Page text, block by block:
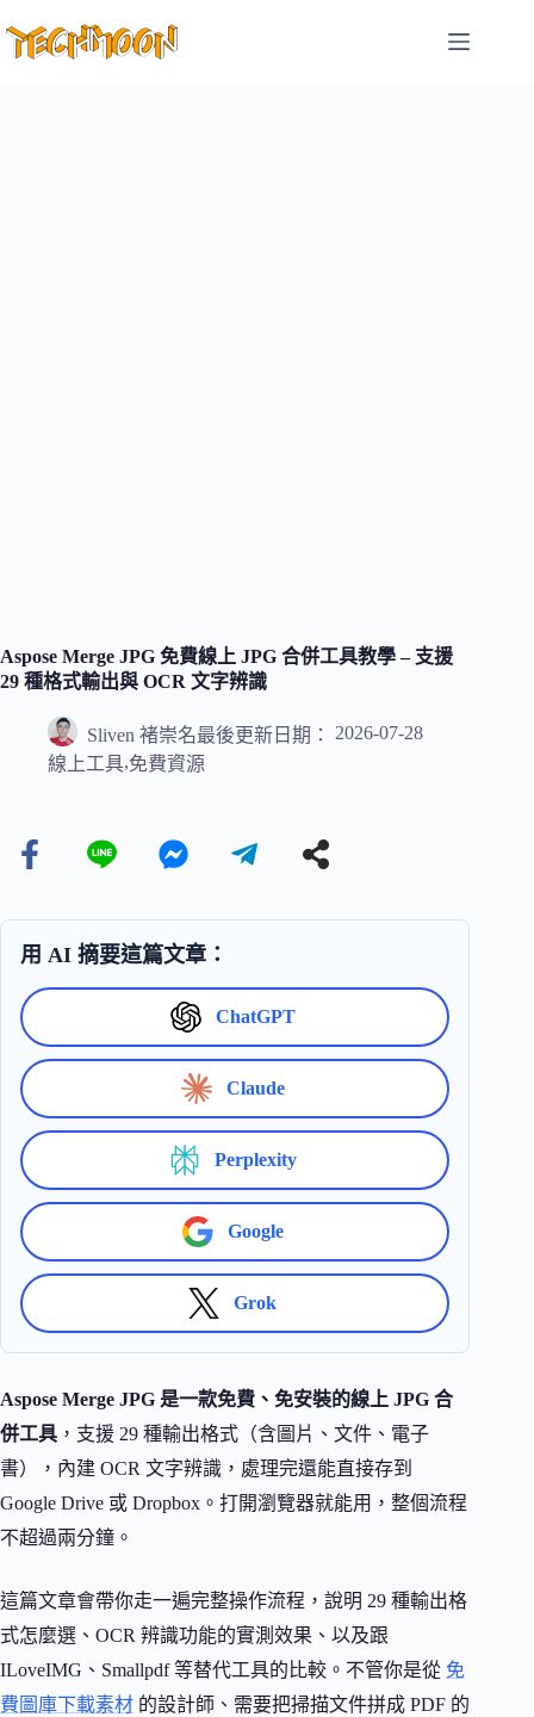
至
Aspose Merge JPG 免費線上 JPG 合併工具教學 – 支援
29 種格式輸出與 OCR 文字辨識
Sliven 褚崇名最後更新日期：
2026-07-28
線上工具,免費資源
用 AI 摘要這篇文章：
ChatGPT
Claude
Perplexity
Google
Grok
Aspose Merge JPG 是一款免費、免安裝的線上 JPG 合
併工具 ，支援 29 種輸出格式（含圖片、文件、電子
書），內建 OCR 文字辨識，處理完還能直接存到
Google Drive 或 Dropbox。打開瀏覽器就能用，整個流程
不超過兩分鐘。
這篇文章會帶你走一遍完整操作流程，說明 29 種輸出格
式怎麼選、OCR 辨識功能的實測效果、以及跟
ILoveIMG、Smallpdf 等替代工具的比較。不管你是從 免
費圖庫下載素材 的設計師、需要把掃描文件拼成 PDF 的